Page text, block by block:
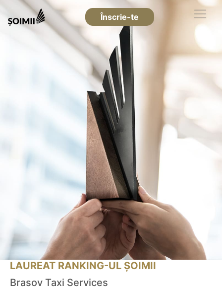
Înscrie-te
LAUREAT RANKING-UL ȘOIMII
Brasov Taxi Services